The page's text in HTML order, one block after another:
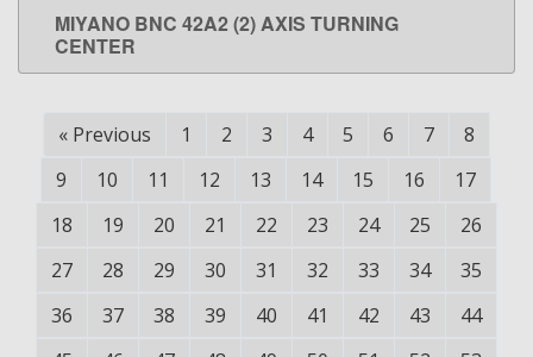
LEARN MORE
MIYANO BNC 42A2 (2) AXIS TURNING
CENTER
« Previous 1 2 3 4 5 6 7
8
9
10 11 12 13 14 15 16
17
18
19 20 21 22 23 24 25
26
27
28 29 30 31 32 33 34
35
36
37 38 39 40 41 42 43
44